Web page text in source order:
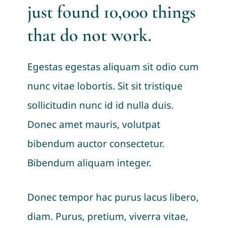
just found 10,000 things
that do not work.
Egestas egestas aliquam sit odio cum
nunc vitae lobortis. Sit sit tristique
sollicitudin nunc id id nulla duis.
Donec amet mauris, volutpat
bibendum auctor consectetur.
Bibendum aliquam integer.
Donec tempor hac purus lacus libero,
diam. Purus, pretium, viverra vitae,